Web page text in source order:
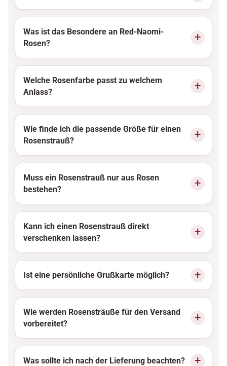
Was ist das Besondere an Red-Naomi-
Rosen?
Welche Rosenfarbe passt zu welchem
Anlass?
Wie finde ich die passende Größe für einen
Rosenstrauß?
Muss ein Rosenstrauß nur aus Rosen
bestehen?
Kann ich einen Rosenstrauß direkt
verschenken lassen?
Ist eine persönliche Grußkarte möglich?
Wie werden Rosensträuße für den Versand
vorbereitet?
Was sollte ich nach der Lieferung beachten?